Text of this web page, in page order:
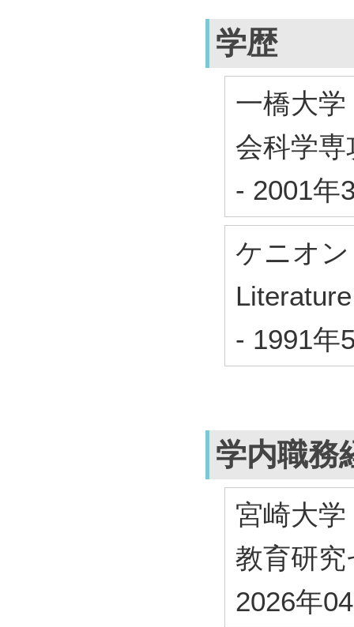
学歴
一橋大
会科学専
- 2001年
ケニオ
- 1991年
学内職務
宮崎大
教育研
2026年